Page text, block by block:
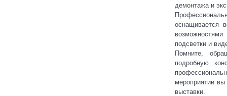
демонтажа и
оснащивается
подсветки и
Помните,
подробную
мероприятии
выставки.